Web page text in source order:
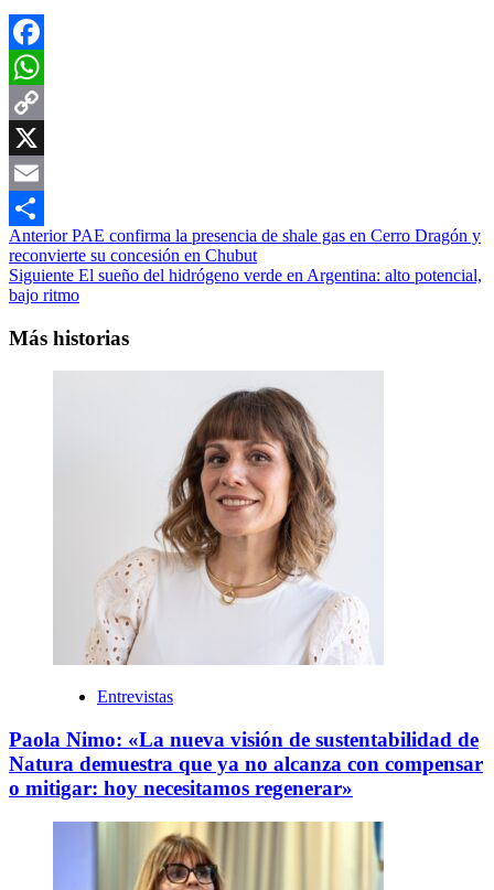
Facebook
WhatsApp
Copy
Link
X
Email
Compartir
Navegación
de
entradas
AnteriorPAE confirma la presencia de shale gas en Cerro Dragón y
reconvierte su concesión en Chubut
Siguiente El sueño del hidrógeno verde en Argentina: alto potencial,
bajo ritmo
Más historias
Entrevistas
Paola Nimo: «La nueva visión de sustentabilidad de
Natura demuestra que ya no alcanza con compensar
o mitigar: hoy necesitamos regenerar»